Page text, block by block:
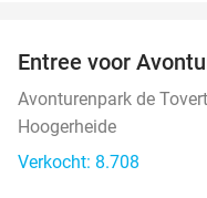
Entree voor
Avonturenpark de
Hoogerheide
Verkocht: 8.708